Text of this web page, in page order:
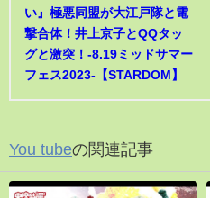
い』極悪同盟が大江戸隊と電
撃合体！井上京子とQQタッ
グと激突！-8.19ミッドサマー
フェス2023-【STARDOM】
You tubeの関連記事